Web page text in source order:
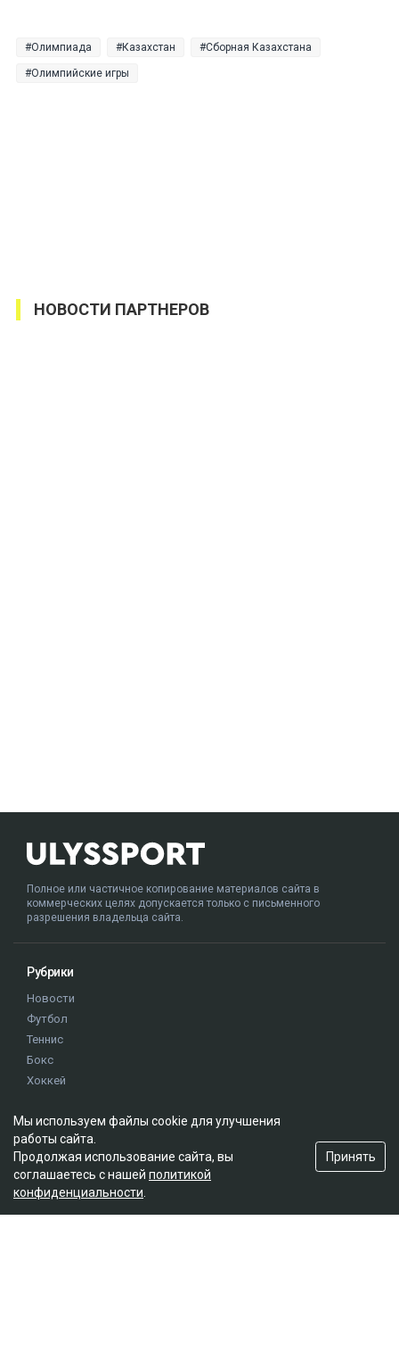
Олимпиада Казахстан Сборная Казахстана
Олимпийские игры
НОВОСТИ ПАРТНЕРОВ
Полное или частичное копирование материалов сайта в
коммерческих целях допускается только с письменного
разрешения владельца сайта.
Рубрики
Новости
Футбол
Теннис
Бокс
Хоккей
Истории
Олимпиада
Редакция
О проекте
Мы используем файлы cookie для улучшения
работы сайта.
Продолжая использование сайта, вы
соглашаетесь с нашей политикой
конфиденциальности
Принять